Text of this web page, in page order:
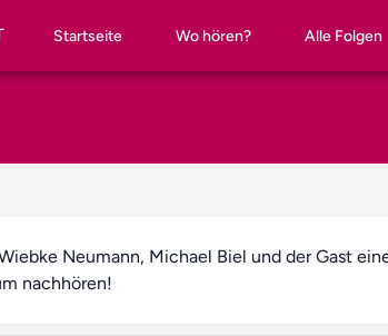
Startseite Wo hören? Alle Folgen
Neumann, Michael Biel und der Gast
nachhören!